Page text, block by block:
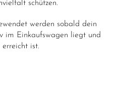
schützen.
werden sobald dein
im Einkaufswagen liegt und
ist.